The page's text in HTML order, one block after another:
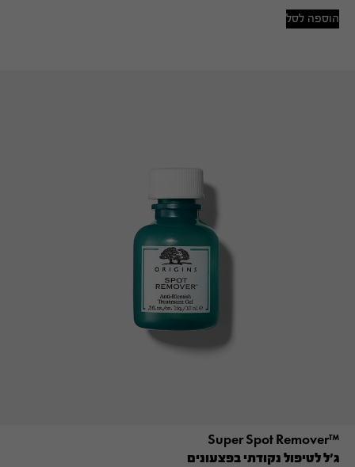
הוספה לסל
™Super Spot Remover
ג'ל לטיפול נקודתי בפצעונים